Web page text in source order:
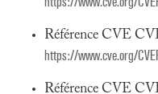
Référence CVE
https://www.cve.org/
Référence CVE